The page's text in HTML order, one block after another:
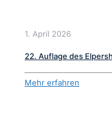
1. April 2026
22. Auflage des
Mehr erfahren